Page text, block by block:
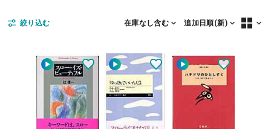
絞り込む 在庫なし含む 追加日順(新)